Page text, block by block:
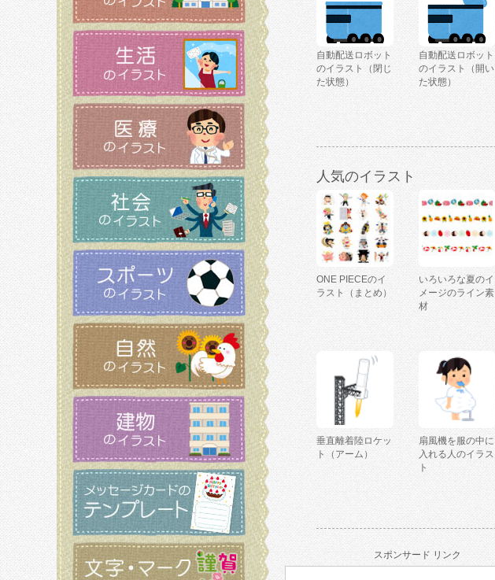
自動配送ロボット
のイラスト（閉じ
た状態）
自動配送ロボット
のイラスト（開い
た状態）
人気のイラスト
ONE PIECEのイ
ラスト（まとめ）
いろいろな夏のイ
メージのライン素
材
垂直離着陸ロケッ
ト（アーム）
扇風機を服の中に
入れる人のイラス
ト
スポンサード リンク